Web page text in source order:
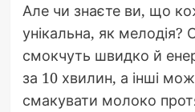
Але чи знаєте ви, що
унікальна, як мелодія?
смокчуть швидко й
за 10 хвилин, а інші
смакувати молоко